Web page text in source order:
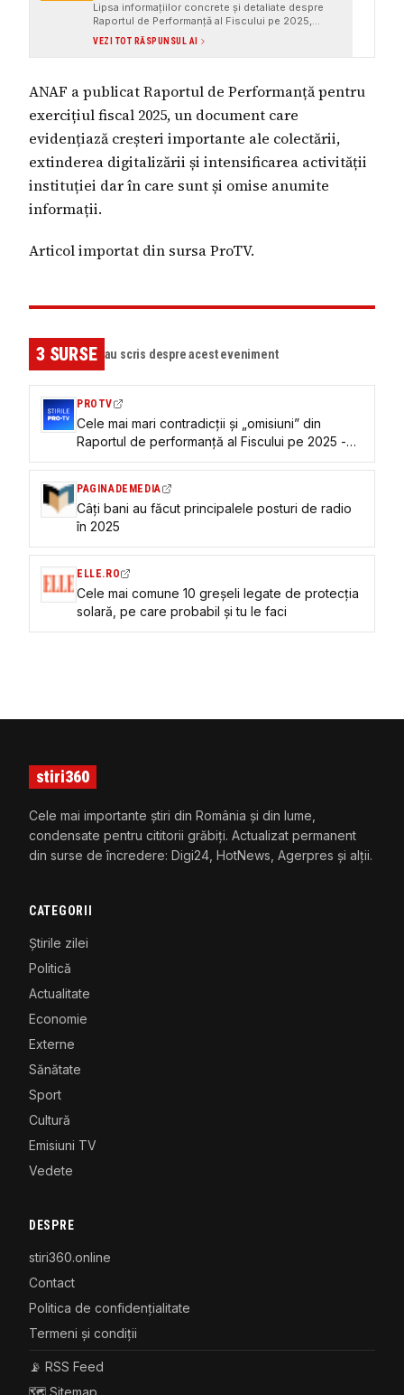
Lipsa informațiilor concrete și detaliate despre
Raportul de Performanță al Fiscului pe 2025,
precum și sursele citate care nu sunt direct
legate de subiect
VEZI TOT RĂSPUNSUL AI
ANAF a publicat Raportul de Performanță pentru
exercițiul fiscal 2025, un document care
evidențiază creșteri importante ale colectării,
extinderea digitalizării și intensificarea activității
instituției dar în care sunt și omise anumite
informații.
Articol importat din sursa ProTV.
3SURSE au scris despre acest eveniment
PROTV
Cele mai mari contradicții și „omisiuni” din
Raportul de performanță al Fiscului pe 2025 -
Analiză a experților fiscali
PAGINADEMEDIA
Câţi bani au făcut principalele posturi de radio
în 2025
ELLE.RO
Cele mai comune 10 greșeli legate de protecția
solară, pe care probabil și tu le faci
stiri360
Cele mai importante știri din România și din lume,
condensate pentru cititorii grăbiți. Actualizat permanent
din surse de încredere: Digi24, HotNews, Agerpres și alții.
CATEGORII
Știrile zilei
Politică
Actualitate
Economie
Externe
Sănătate
Sport
Cultură
Emisiuni TV
Vedete
DESPRE
stiri360.online
Contact
Politica de confidențialitate
Termeni și condiții
📡 RSS Feed